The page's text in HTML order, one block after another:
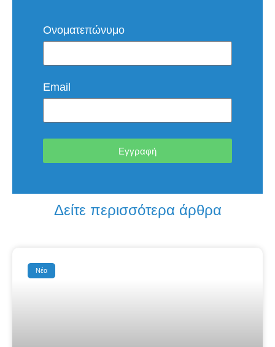
Ονοματεπώνυμο
Email
Εγγραφή
Δείτε περισσότερα άρθρα
Νέα